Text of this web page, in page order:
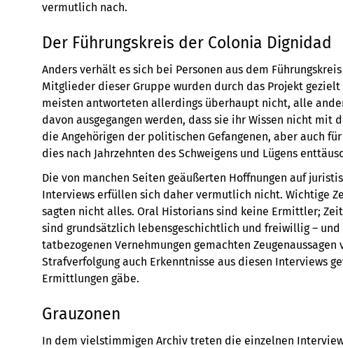
vermutlich nach.
Der Führungskreis der Colonia Dignidad
Anders verhält es sich bei Personen aus dem
Mitglieder dieser Gruppe wurden durch das Projekt
meisten antworteten allerdings überhaupt nicht, alle
davon ausgegangen werden, dass sie ihr Wissen nicht
die Angehörigen der politischen Gefangenen, aber auch
dies nach Jahrzehnten des Schweigens und Lügens
Die von manchen Seiten geäußerten Hoffnungen auf
Interviews erfüllen sich daher vermutlich nicht. Wichtige
sagten nicht alles. Oral Historians sind keine Ermittler;
sind grundsätzlich lebensgeschichtlich und freiwillig –
tatbezogenen Vernehmungen gemachten
Strafverfolgung auch Erkenntnisse aus diesen Interviews
Ermittlungen gäbe.
Grauzonen
In dem vielstimmigen Archiv treten die einzelnen